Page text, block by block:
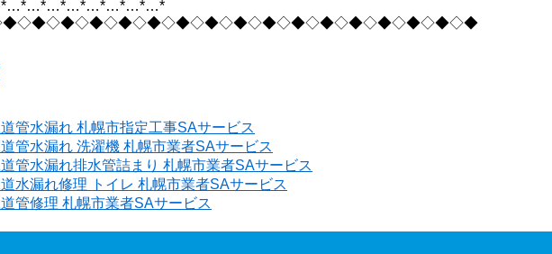
管水漏れ 札幌市指定工事SAサービス
管水漏れ 洗濯機 札幌市業者SAサービス
管水漏れ排水管詰まり 札幌市業者SAサービス
水漏れ修理 トイレ 札幌市業者SAサービス
管修理 札幌市業者SAサービス